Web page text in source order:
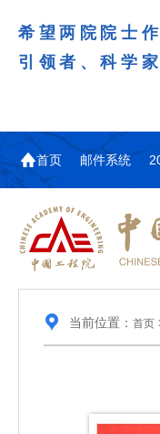
希望两院院士
引领者、科学
首页 邮件系统
当前位置： 首页